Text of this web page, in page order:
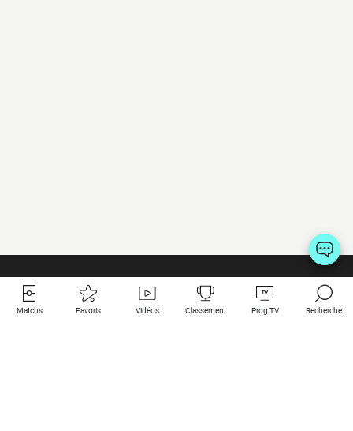
Matchs Favoris Vidéos Classement Prog TV Recherche